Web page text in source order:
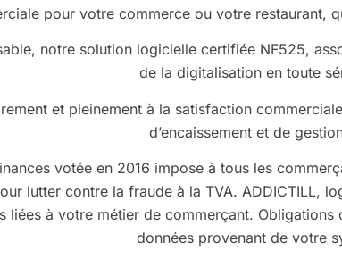
pour votre commerce ou votre restaurant,
notre solution logicielle certifiée NF525,
de la digitalisation en toute
et pleinement à la satisfaction
d’encaissement et de
votée en 2016 impose à tous les
lutter contre la fraude à la TVA. ADDICTILL,
à votre métier de commerçant.
données provenant de votre